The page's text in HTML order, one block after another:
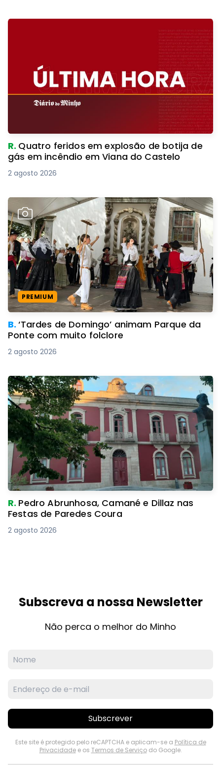
R. Quatro feridos em explosão de botija de
gás em incêndio em Viana do Castelo
2 agosto 2026
PREMIUM
B.‘Tardes de Domingo’ animam Parque da
Ponte com muito folclore
2 agosto 2026
R. Pedro Abrunhosa, Camané e Dillaz nas
Festas de Paredes Coura
2 agosto 2026
Subscreva a nossa Newsletter
Não perca o melhor do Minho
Subscrever
Este site é protegido pelo reCAPTCHA e aplicam-se a Política de
Privacidadee os Termos de Serviçodo Google.